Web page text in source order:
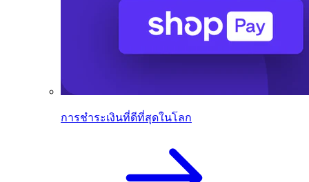
การชำระเงินที่ดีที่สุดในโลก